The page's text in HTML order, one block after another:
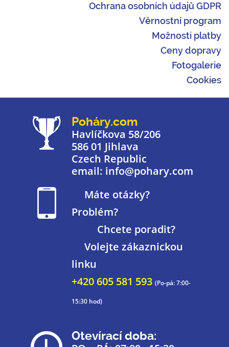
Ochrana osobních údajů GDPR
Věrnostní program
Možnosti platby
Ceny dopravy
Fotogalerie
Cookies
Poháry.com
Havlíčkova 58/206
586 01 Jihlava
Czech Republic
email: info@pohary.com
Máte otázky?
Problém?
Chcete poradit?
Volejte zákaznickou
linku
+420 605 581 593 (Po-pá: 7:00-
15:30 hod)
Otevírací doba: